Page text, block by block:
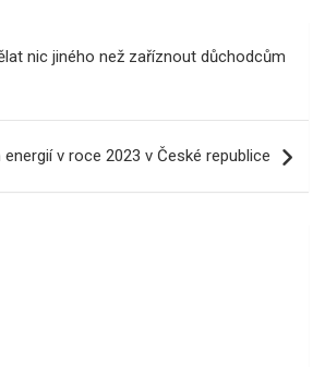
nic jiného než zaříznout důchodcům
v roce 2023 v České republice